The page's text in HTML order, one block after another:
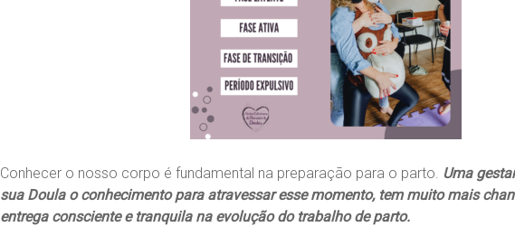
Conhecer o nosso corpo é fundamental na preparação para o parto. Uma
sua Doula o conhecimento para atravessar esse momento, tem muito mais
entrega consciente e tranquila na evolução do trabalho de parto.